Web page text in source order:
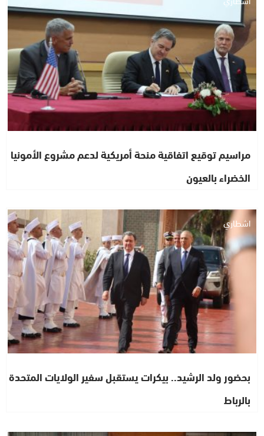
مراسيم توقيع اتفاقية منحة أمريكية لدعم مشروع الأمونيا
الخضراء بالعيون
اشطاري
بحضور ولد الرشيد.. بيكرات يستقبل سفير الولايات المتحدة
بالرباط